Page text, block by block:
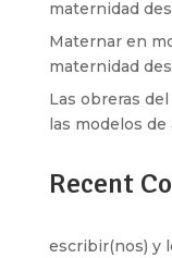
maternidad
Maternar en
maternidad
Las obreras
las modelos
Recent
escribir(nos) y